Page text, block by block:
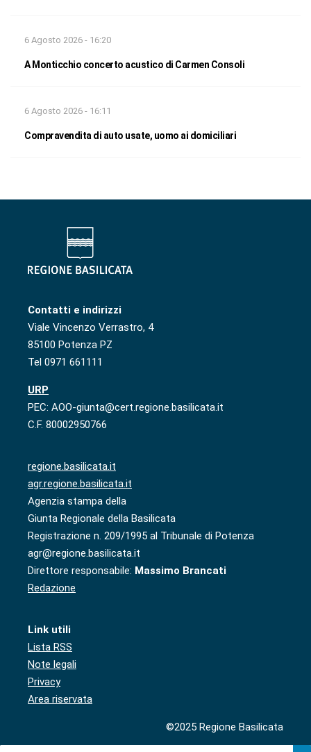
6 Agosto 2026 - 16:20
A Monticchio concerto acustico di Carmen Consoli
6 Agosto 2026 - 16:11
Compravendita di auto usate, uomo ai domiciliari
Contatti e indirizzi
Viale Vincenzo Verrastro, 4
85100 Potenza PZ
Tel 0971 661111
URP
PEC: AOO-giunta@cert.regione.basilicata.it
C.F. 80002950766
regione.basilicata.it
agr.regione.basilicata.it
Agenzia stampa della
Giunta Regionale della Basilicata
Registrazione n. 209/1995 al Tribunale di Potenza
agr@regione.basilicata.it
Direttore responsabile: Massimo Brancati
Redazione
Link utili
Lista RSS
Note legali
Privacy
Area riservata
©2025 Regione Basilicata